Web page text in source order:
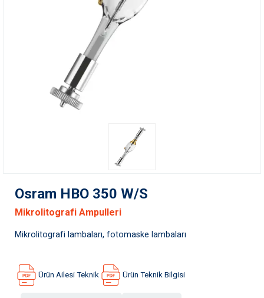
Osram HBO 350 W/S
Mikrolitografi Ampulleri
Mikrolitografi lambaları, fotomaske lambaları
Ürün Ailesi Teknik Ürün Teknik Bilgisi